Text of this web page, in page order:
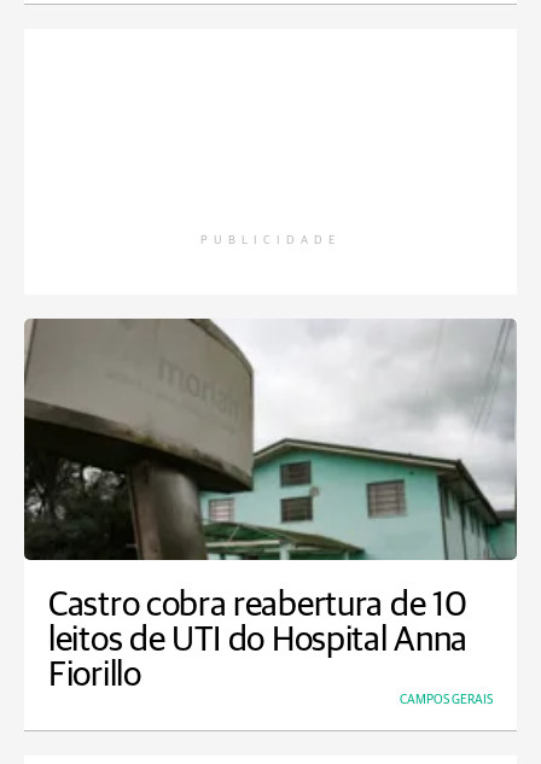
PUBLICIDADE
Castro cobra reabertura de 10
leitos de UTI do Hospital Anna
Fiorillo
CAMPOS GERAIS